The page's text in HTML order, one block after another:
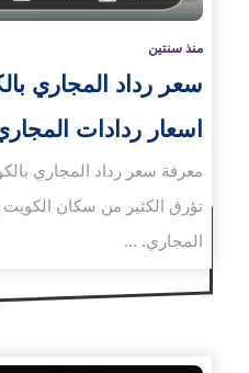
منذ سنتين
اسعار ردادات
معرفة سعر رداد المجاري
تؤرق الكثير من سكان
المجاري. ...